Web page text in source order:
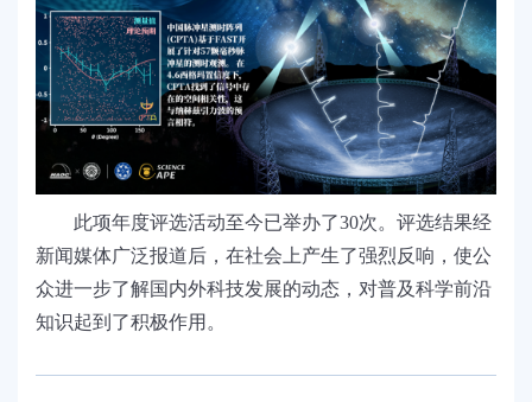
此项年度评选活动至今已举办了30次。评选结果经
新闻媒体广泛报道后，在社会上产生了强烈反响，使公
众进一步了解国内外科技发展的动态，对普及科学前沿
知识起到了积极作用。